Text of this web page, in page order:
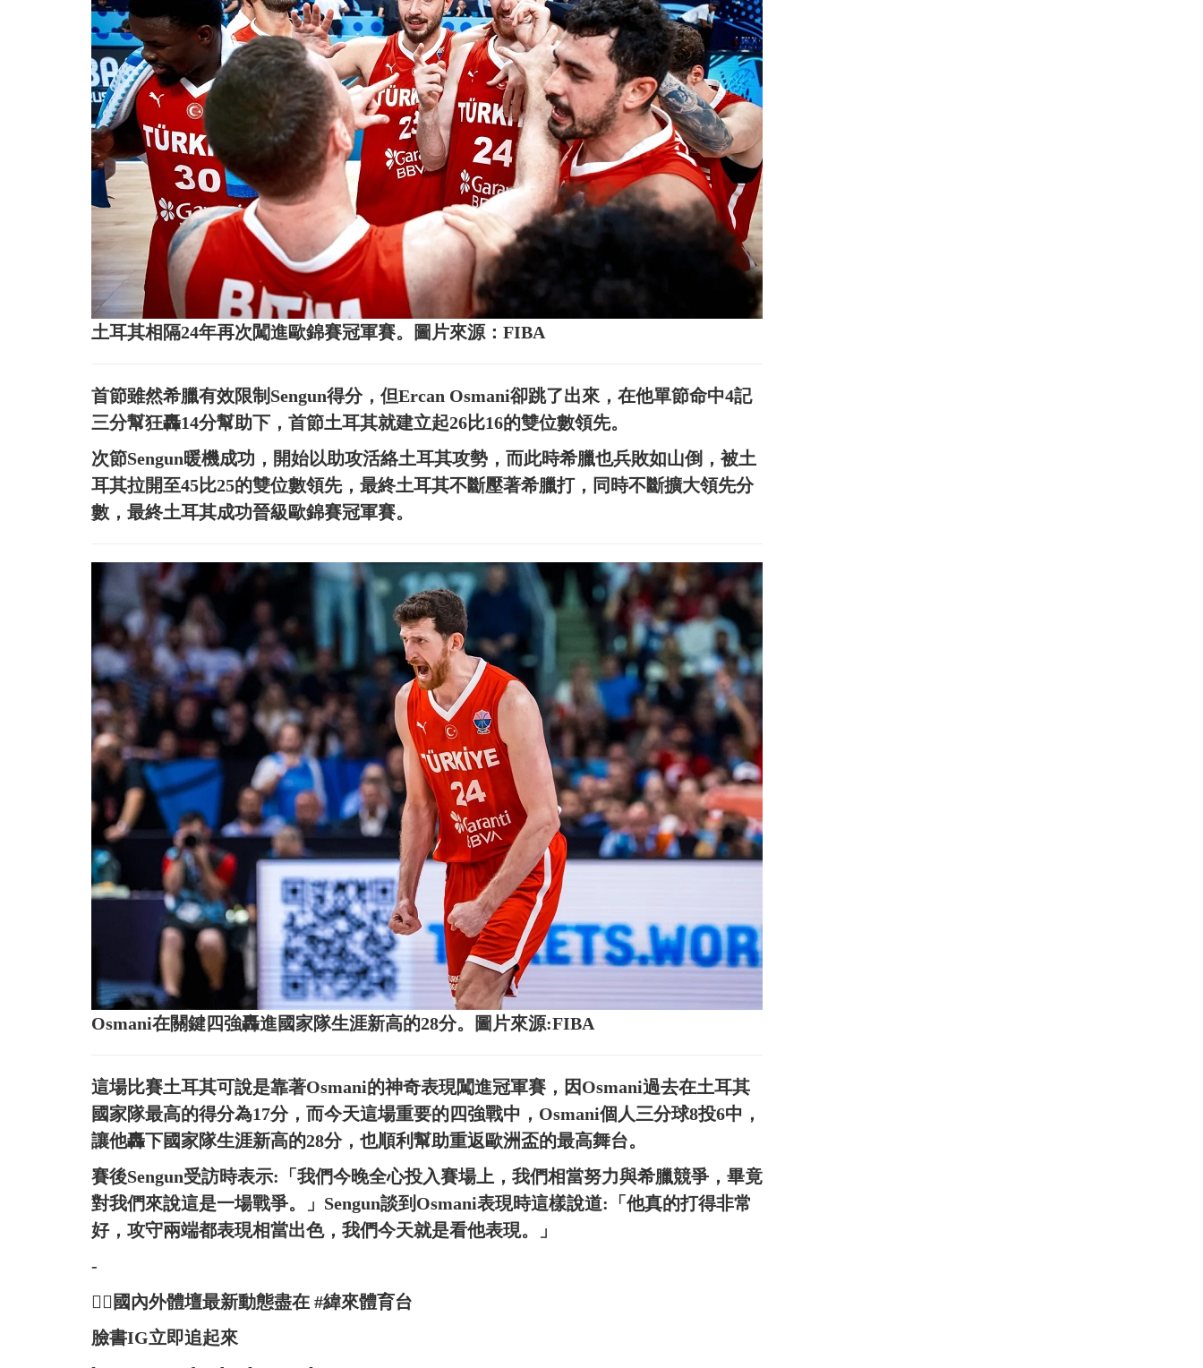
土耳其相隔24年再次闖進歐錦賽冠軍賽。圖片來源：FIBA
首節雖然希臘有效限制Sengun得分，但Ercan Osmani卻跳了出來，在他單節命中4記
三分幫狂轟14分幫助下，首節土耳其就建立起26比16的雙位數領先。
次節Sengun暖機成功，開始以助攻活絡土耳其攻勢，而此時希臘也兵敗如山倒，被土
耳其拉開至45比25的雙位數領先，最終土耳其不斷壓著希臘打，同時不斷擴大領先分
數，最終土耳其成功晉級歐錦賽冠軍賽。
Osmani在關鍵四強轟進國家隊生涯新高的28分。圖片來源:FIBA
這場比賽土耳其可說是靠著Osmani的神奇表現闖進冠軍賽，因Osmani過去在土耳其
國家隊最高的得分為17分，而今天這場重要的四強戰中，Osmani個人三分球8投6中，
讓他轟下國家隊生涯新高的28分，也順利幫助重返歐洲盃的最高舞台。
賽後Sengun受訪時表示:「我們今晚全心投入賽場上，我們相當努力與希臘競爭，畢竟
對我們來說這是一場戰爭。」Sengun談到Osmani表現時這樣說道:「他真的打得非常
好，攻守兩端都表現相當出色，我們今天就是看他表現。」
-
👉🏻國內外體壇最新動態盡在 #緯來體育台
臉書IG立即追起來